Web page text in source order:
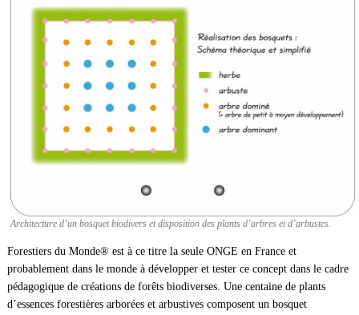
Architecture d’un bosquet biodivers et disposition des plants d’arbres et d’arbustes.
Forestiers du Monde® est à ce titre la seule ONGE en France et
probablement dans le monde à développer et tester ce concept dans le cadre
pédagogique de créations de forêts biodiverses. Une centaine de plants
d’essences forestières arborées et arbustives composent un bosquet